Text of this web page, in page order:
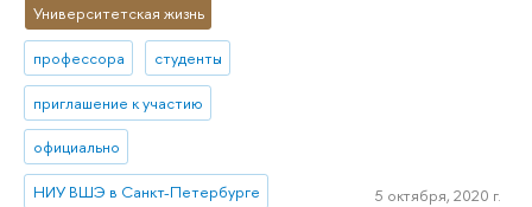
Университетская жизнь
профессора студенты
приглашение к участию
официально
НИУ ВШЭ в Санкт-Петербурге 5 октября, 2020 г.